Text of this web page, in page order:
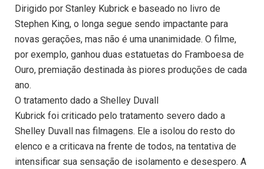
Dirigido por Stanley Kubrick e baseado no livro de
Stephen King, o longa segue sendo impactante para
novas gerações, mas não é uma unanimidade. O filme,
por exemplo, ganhou duas estatuetas do Framboesa de
Ouro, premiação destinada às piores produções de cada
ano.
O tratamento dado a Shelley Duvall
Kubrick foi criticado pelo tratamento severo dado a
Shelley Duvall nas filmagens. Ele a isolou do resto do
elenco e a criticava na frente de todos, na tentativa de
intensificar sua sensação de isolamento e desespero. A